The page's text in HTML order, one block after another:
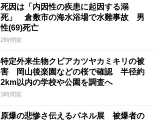
死因は「内因性の疾患に起因する溺
死」 倉敷市の海水浴場で水難事故 男
性(69)死亡
2時間前
特定外来生物クビアカツヤカミキリの被
害 岡山後楽園などの桜で確認 半径約
2km以内の学校や公園を調査へ
3時間前
原爆の悲惨さ伝えるパネル展 被爆者の